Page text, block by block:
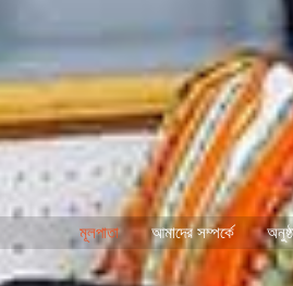
মূলপাতা আমাদের সম্পর্কে